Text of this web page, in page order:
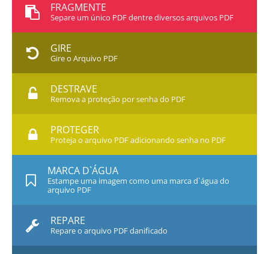
FRAGMENTE
Separe um único PDF dentre diversos arquivos PDF
GIRE
Gire o Arquivo PDF
DESTRAVE
Remova a proteção por senha do PDF
PROTEGER
Proteja o arquivo PDF adicionando senha no PDF
MARCA D`ÁGUA
Estampe uma imagem como uma marca d`água do
arquivo PDF
REPARE
Repare o arquivo PDF danificado